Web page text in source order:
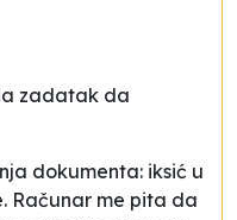
zadatak da
dokumenta: iksić u
Računar me pita da